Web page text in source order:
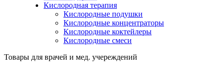
Кислородная терапия
Кислородные подушки
Кислородные концентраторы
Кислородные коктейлеры
Кислородные смеси
Товары для врачей и мед. учереждений